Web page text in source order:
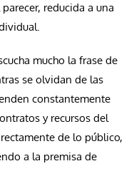
reducida a una
mucho la frase de
se olvidan de las
constantemente
y recursos del
de lo público,
a la premisa de